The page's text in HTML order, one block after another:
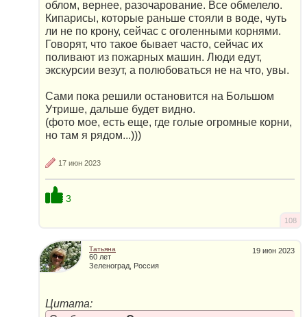
облом, вернее, разочарование. Все обмелело.
Кипарисы, которые раньше стояли в воде, чуть
ли не по крону, сейчас с оголенными корнями.
Говорят, что такое бывает часто, сейчас их
поливают из пожарных машин. Люди едут,
экскурсии везут, а полюбоваться не на что, увы.
Сами пока решили остановится на Большом
Утрише, дальше будет видно.
(фото мое, есть еще, где голые огромные корни,
но там я рядом...)))
17 июн 2023
3
108
19 июн 2023
Татьяна
60 лет
Зеленоград, Россия
Цитата: